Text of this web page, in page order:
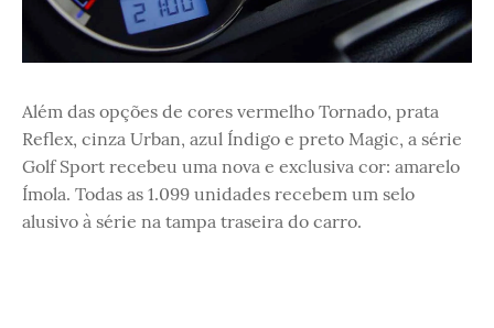
Além das opções de cores vermelho Tornado, prata
Reflex, cinza Urban, azul Índigo e preto Magic, a série
Golf Sport recebeu uma nova e exclusiva cor: amarelo
Ímola. Todas as 1.099 unidades recebem um selo
alusivo à série na tampa traseira do carro.